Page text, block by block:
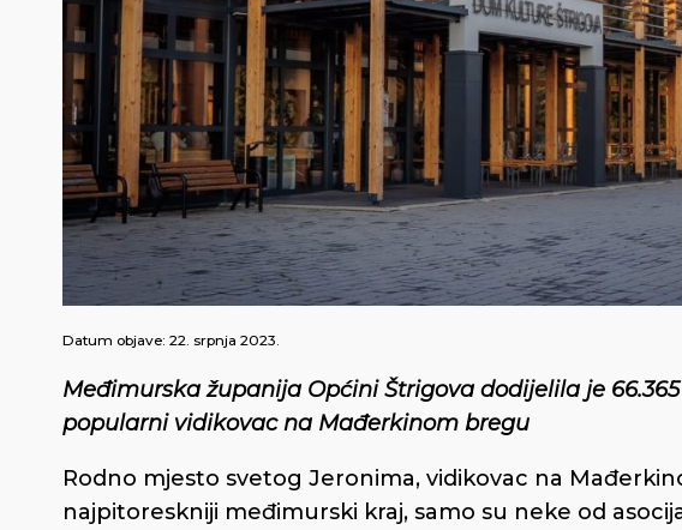
Datum objave: 22. srpnja 2023.
Međimurska županija Općini Štrigova dodijelila je
popularni vidikovac na Mađerkinom bregu
Rodno mjesto svetog Jeronima, vidikovac na
najpitoreskniji međimurski kraj, samo su neke od